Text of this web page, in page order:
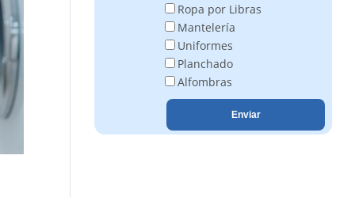
Ropa por Libras
Mantelería
Uniformes
Planchado
Alfombras